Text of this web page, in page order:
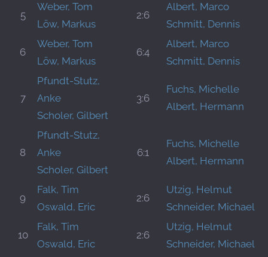
5
Weber, Tom
Löw, Markus
2:6
Albert, Marco
Schmitt, Dennis
6
Weber, Tom
Löw, Markus
6:4
Albert, Marco
Schmitt, Dennis
7
Pfundt-Stutz,
Anke
Scholer, Gilbert
3:6
Fuchs, Michelle
Albert, Hermann
8
Pfundt-Stutz,
Anke
Scholer, Gilbert
6:1
Fuchs, Michelle
Albert, Hermann
9
Falk, Tim
Oswald, Eric
2:6
Utzig, Helmut
Schneider, Michael
10
Falk, Tim
Oswald, Eric
2:6
Utzig, Helmut
Schneider, Michael